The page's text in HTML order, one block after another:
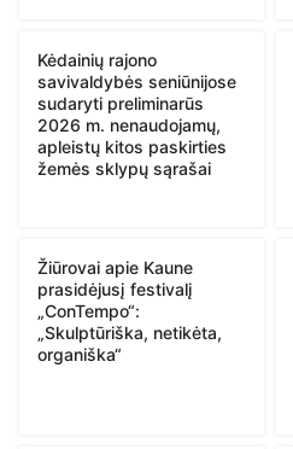
Kėdainių rajono
savivaldybės seniūnijose
sudaryti preliminarūs
2026 m. nenaudojamų,
apleistų kitos paskirties
žemės sklypų sąrašai
Žiūrovai apie Kaune
prasidėjusį festivalį
„ConTempo“:
„Skulptūriška, netikėta,
organiška“